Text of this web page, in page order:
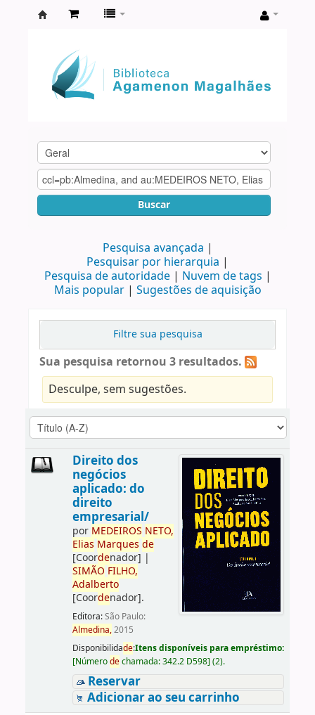
Agamenon
Magalhães
Buscar
Pesquisa avançada
Pesquisar por hierarquia
Pesquisa de autoridade
Nuvem de tags
Mais popular
Sugestões de aquisição
Filtre sua pesquisa
Sua pesquisa retornou 3 resultados.
Desculpe, sem sugestões.
Direito dos
negócios
aplicado: do
direito
empresarial/
por MEDEIROS NETO,
Elias Marques de
[Coordenador] |
SIMÃO FILHO,
Adalberto
[Coordenador].
Editora:São Paulo:
Almedina,2015
Disponibilidade:Itens disponíveis para empréstimo:
[Númerodechamada:342.2 D598] (2).
Reservar
Adicionar ao seu carrinho